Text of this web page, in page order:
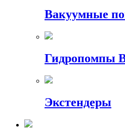
Вакуумные
Гидропомпы
Экстендеры